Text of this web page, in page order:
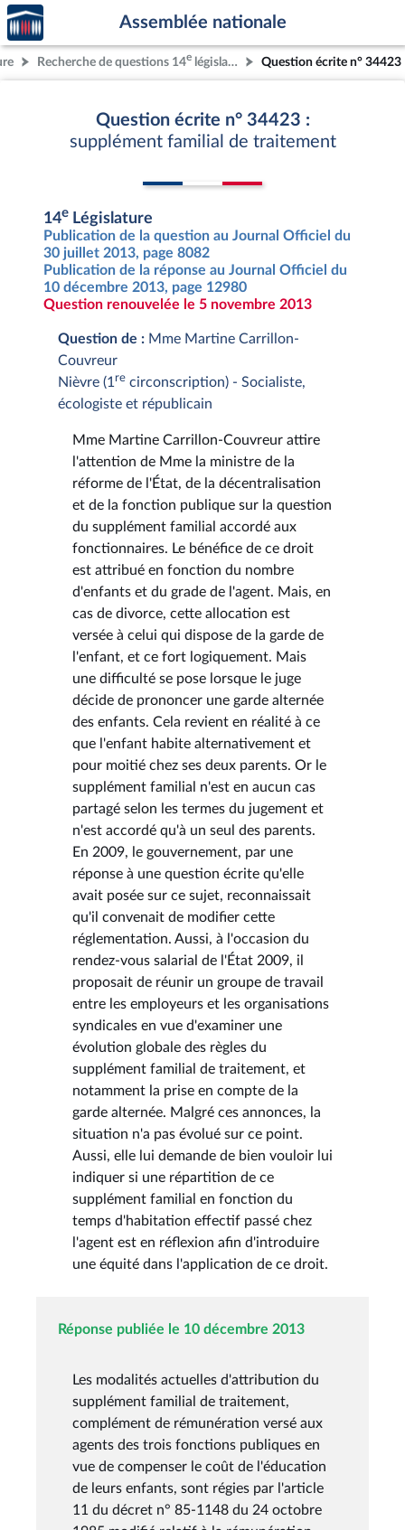
Aller au contenu
Aller en bas de la page
Accèder
à la
page
d'accueil
Assemblée nationale
Recherche de questions 14e législature Question écrite n° 34423
Question écrite n° 34423 :
supplément familial de traitement
14e Législature
Publication de la question au Journal Officiel du
30 juillet 2013, page 8082
Publication de la réponse au Journal Officiel du
10 décembre 2013, page 12980
Question renouvelée le 5 novembre 2013
Question de : Mme Martine Carrillon-
Couvreur
Nièvre (1 re circonscription) - Socialiste,
écologiste et républicain
Mme Martine Carrillon-Couvreur attire
l'attention de Mme la ministre de la
réforme de l'État, de la décentralisation
et de la fonction publique sur la question
du supplément familial accordé aux
fonctionnaires. Le bénéfice de ce droit
est attribué en fonction du nombre
d'enfants et du grade de l'agent. Mais, en
cas de divorce, cette allocation est
versée à celui qui dispose de la garde de
l'enfant, et ce fort logiquement. Mais
une difficulté se pose lorsque le juge
décide de prononcer une garde alternée
des enfants. Cela revient en réalité à ce
que l'enfant habite alternativement et
pour moitié chez ses deux parents. Or le
supplément familial n'est en aucun cas
partagé selon les termes du jugement et
n'est accordé qu'à un seul des parents.
En 2009, le gouvernement, par une
réponse à une question écrite qu'elle
avait posée sur ce sujet, reconnaissait
qu'il convenait de modifier cette
réglementation. Aussi, à l'occasion du
rendez-vous salarial de l'État 2009, il
proposait de réunir un groupe de travail
entre les employeurs et les organisations
syndicales en vue d'examiner une
évolution globale des règles du
supplément familial de traitement, et
notamment la prise en compte de la
garde alternée. Malgré ces annonces, la
situation n'a pas évolué sur ce point.
Aussi, elle lui demande de bien vouloir lui
indiquer si une répartition de ce
supplément familial en fonction du
temps d'habitation effectif passé chez
l'agent est en réflexion afin d'introduire
une équité dans l'application de ce droit.
Réponse publiée le 10 décembre 2013
Les modalités actuelles d'attribution du
supplément familial de traitement,
complément de rémunération versé aux
agents des trois fonctions publiques en
vue de compenser le coût de l'éducation
de leurs enfants, sont régies par l'article
11 du décret n° 85-1148 du 24 octobre